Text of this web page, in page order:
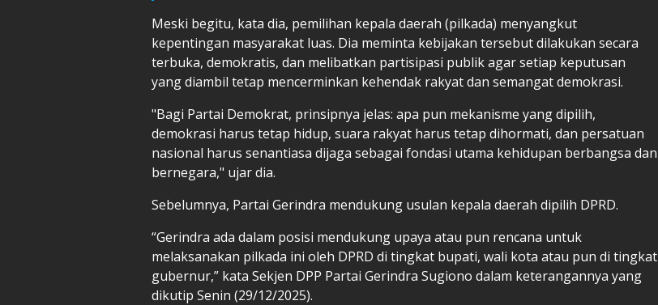
Meski begitu, kata dia, pemilihan kepala daerah (pilkada) menyangkut
kepentingan masyarakat luas. Dia meminta kebijakan tersebut dilakukan secara
terbuka, demokratis, dan melibatkan partisipasi publik agar setiap keputusan
yang diambil tetap mencerminkan kehendak rakyat dan semangat demokrasi.
"Bagi Partai Demokrat, prinsipnya jelas: apa pun mekanisme yang dipilih,
demokrasi harus tetap hidup, suara rakyat harus tetap dihormati, dan persatuan
nasional harus senantiasa dijaga sebagai fondasi utama kehidupan berbangsa dan
bernegara," ujar dia.
Sebelumnya, Partai Gerindra mendukung usulan kepala daerah dipilih DPRD.
“Gerindra ada dalam posisi mendukung upaya atau pun rencana untuk
melaksanakan pilkada ini oleh DPRD di tingkat bupati, wali kota atau pun di tingkat
gubernur,” kata Sekjen DPP Partai Gerindra Sugiono dalam keterangannya yang
dikutip Senin (29/12/2025).